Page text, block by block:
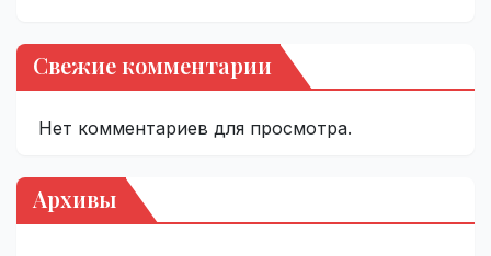
Свежие комментарии
Нет комментариев для просмотра.
Архивы